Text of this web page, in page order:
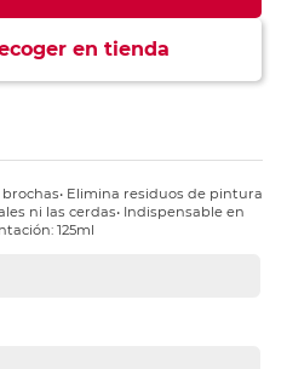
en tienda
Elimina residuos de pintura
ni las cerdas• Indispensable en
125ml